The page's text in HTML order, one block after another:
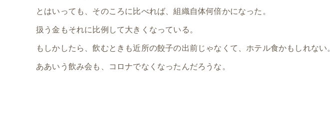
とはいっても、そのころに比べれば、組織自体何倍かになった。
扱う金もそれに比例して大きくなっている。
もしかしたら、飲むときも近所の餃子の出前じゃなくて、ホテル食かもしれない。
ああいう飲み会も、コロナでなくなったんだろうな。